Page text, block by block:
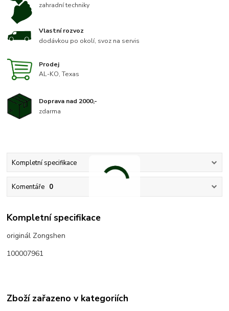
zahradní techniky
Vlastní rozvoz
dodávkou po okolí, svoz na servis
Prodej
AL-KO, Texas
Doprava nad 2000,-
zdarma
Kompletní specifikace
Komentáře 0
Kompletní specifikace
originál Zongshen
100007961
Zboží zařazeno v kategoriích